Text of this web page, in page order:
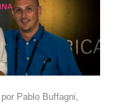
Pablo Buffagni,